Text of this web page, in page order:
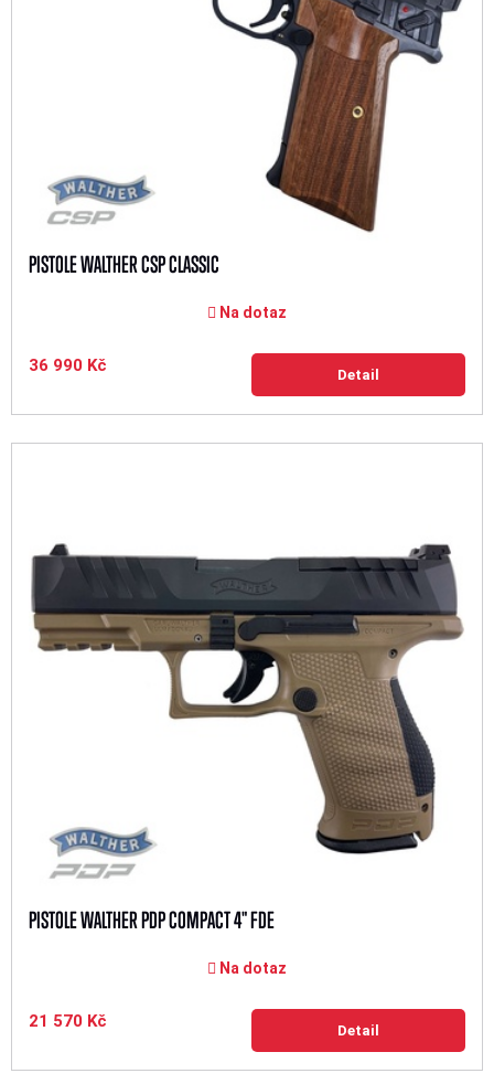
PISTOLE WALTHER CSP CLASSIC
Na dotaz
36 990 Kč Detail
PISTOLE WALTHER PDP COMPACT 4" FDE
Na dotaz
21 570 Kč Detail